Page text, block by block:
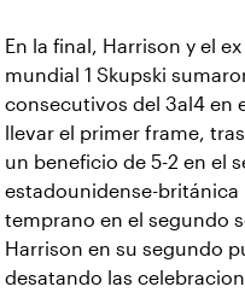
En la final, Harrison y el
mundial 1 Skupski
consecutivos del 3al4 en
llevar el primer frame,
un beneficio de 5-2 en el
estadounidense-
temprano en el segundo
Harrison en su segundo
desatando las